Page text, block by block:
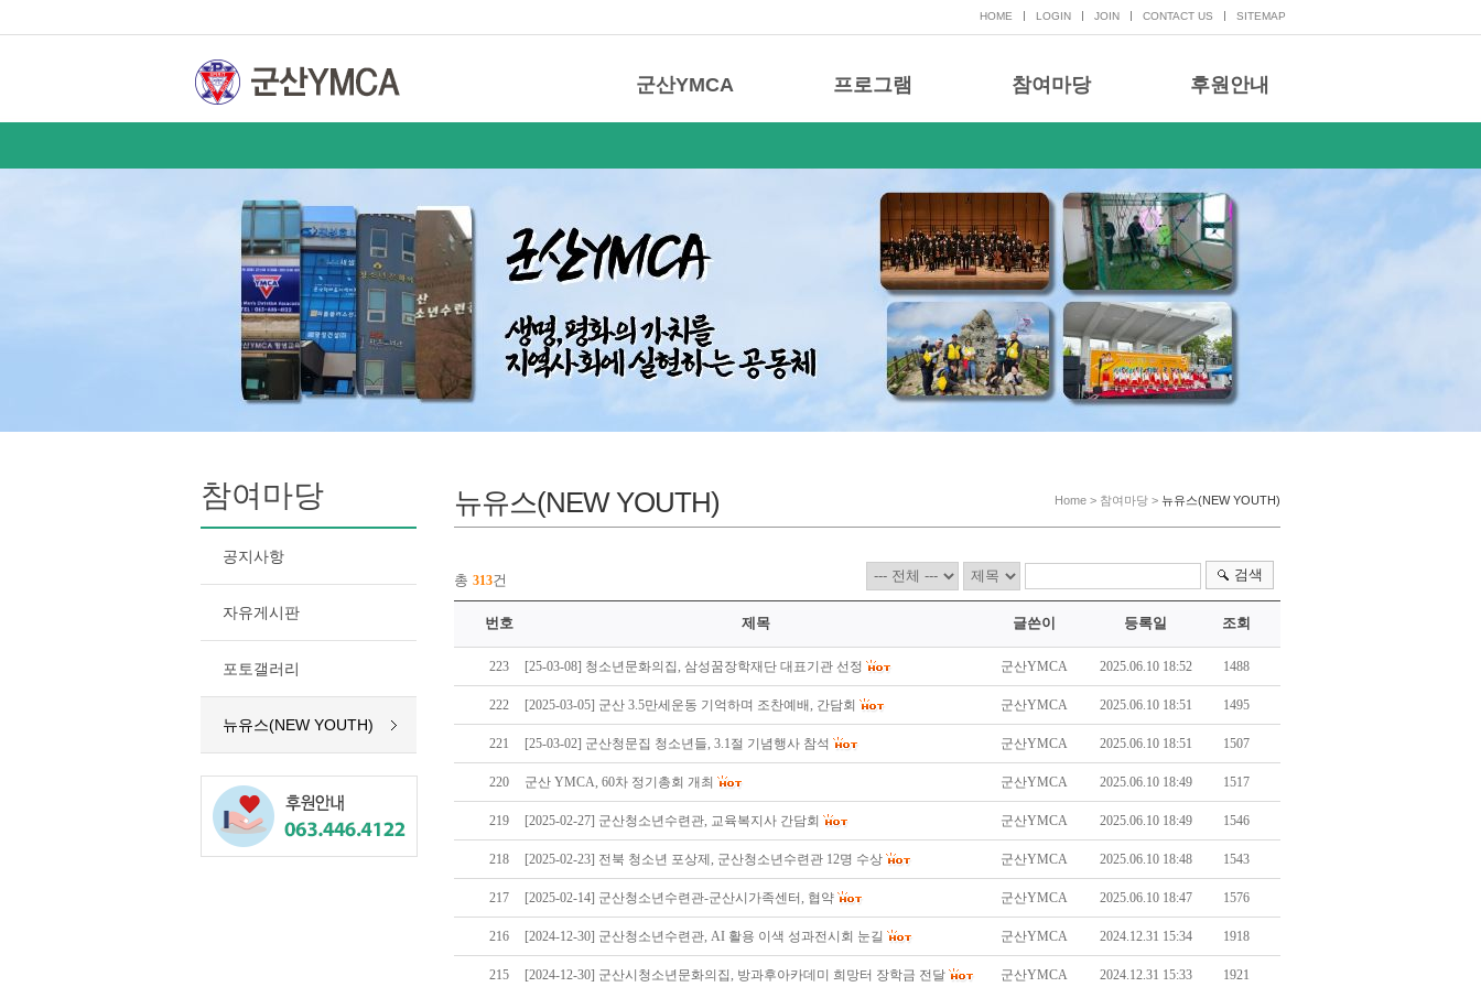
HOME LOGIN JOIN CONTACT US SITEMAP
군산YMCA 프로그램 참여마당 후원안내
참여마당
공지사항
자유게시판
포토갤러리
뉴유스(NEW YOUTH)
뉴유스(NEW YOUTH) Home > 참여마당 > 뉴유스(NEW YOUTH)
총 313건 검색
번호 제목 글쓴이 등록일 조회
223 [25-03-08] 청소년문화의집, 삼성꿈장학재단 대표기관 선정 군산YMCA 2025.06.10 18:52 1488
222 [2025-03-05] 군산 3.5만세운동 기억하며 조찬예배, 간담회 군산YMCA 2025.06.10 18:51 1495
221 [25-03-02] 군산청문집 청소년들, 3.1절 기념행사 참석 군산YMCA 2025.06.10 18:51 1507
220 군산 YMCA, 60차 정기총회 개최 군산YMCA 2025.06.10 18:49 1517
219 [2025-02-27] 군산청소년수련관, 교육복지사 간담회 군산YMCA 2025.06.10 18:49 1546
218 [2025-02-23] 전북 청소년 포상제, 군산청소년수련관 12명 수상 군산YMCA 2025.06.10 18:48 1543
217 [2025-02-14] 군산청소년수련관-군산시가족센터, 협약 군산YMCA 2025.06.10 18:47 1576
216 [2024-12-30] 군산청소년수련관, AI 활용 이색 성과전시회 눈길 군산YMCA 2024.12.31 15:34 1918
215 [2024-12-30] 군산시청소년문화의집, 방과후아카데미 희망터 장학금 전달 군산YMCA 2024.12.31 15:33 1921